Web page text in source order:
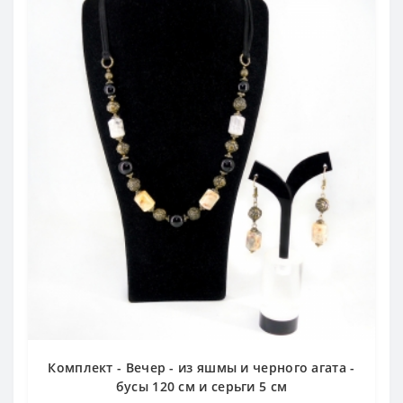
Комплект - Вечер - из яшмы и черного агата -
бусы 120 см и серьги 5 см